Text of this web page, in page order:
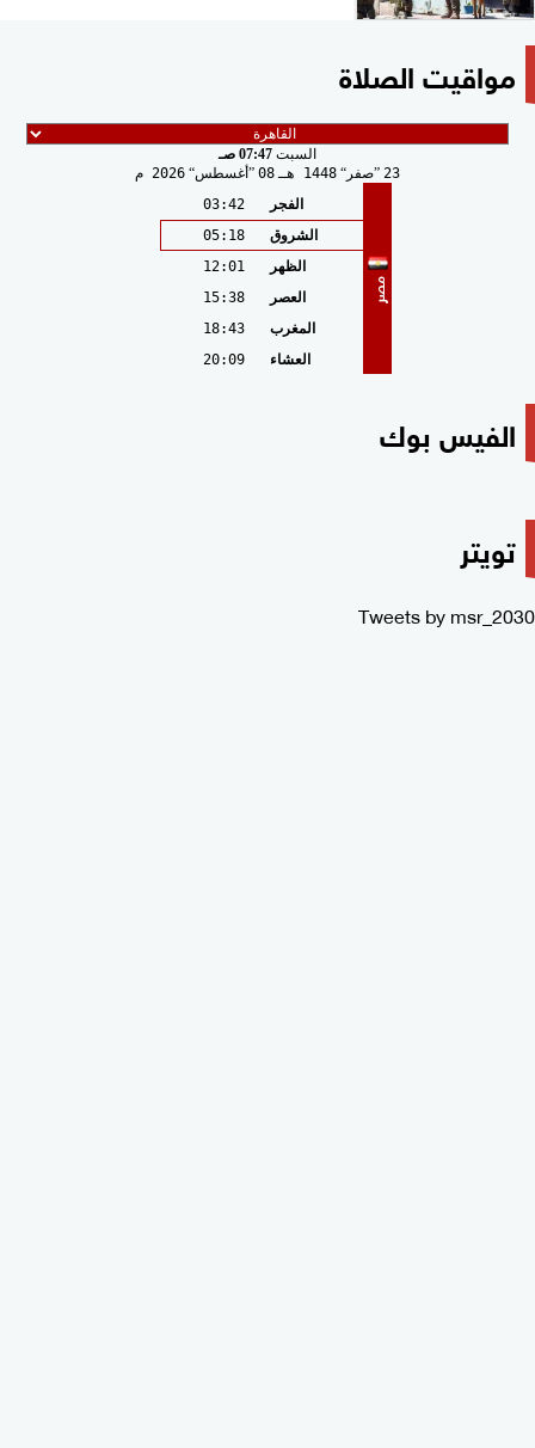
مواقيت الصلاة
السبت 07:47 صـ
23
صفر 1448 هـ 08 أغسطس 2026 م
مصر
الفجر
03:42
الشروق
05:18
الظهر
12:01
العصر
15:38
المغرب
18:43
العشاء
20:09
الفيس بوك
تويتر
Tweets by msr_2030